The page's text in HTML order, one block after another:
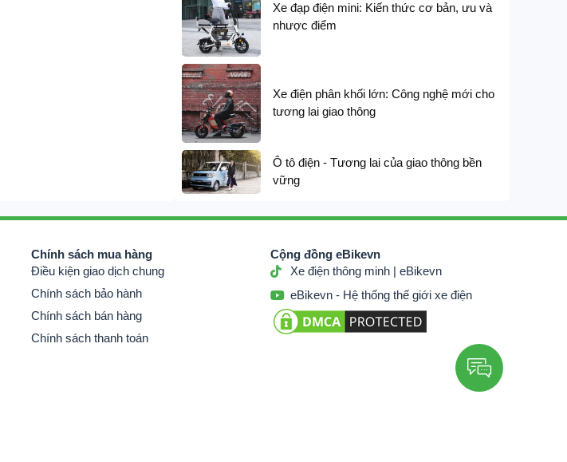
14,200,000
  
Xe đạp điện mini: Kiến thức cơ bản, ưu và
nhược điểm
Xe điện phân khối lớn: Công nghệ mới cho
tương lai giao thông
Ô tô điện - Tương lai của giao thông bền
vững
Chính sách mua hàng
Điều kiện giao dịch chung
Chính sách bảo hành
Chính sách bán hàng
Chính sách thanh toán
Cộng đồng eBikevn
Xe điện thông minh | eBikevn
eBikevn - Hệ thống thế giới xe điện